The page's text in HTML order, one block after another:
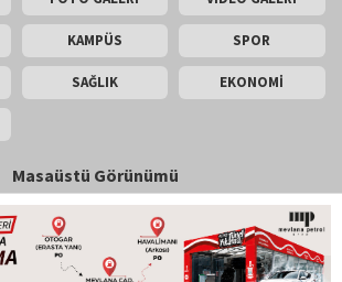
KAMPÜS SPOR
SAĞLIK EKONOMİ
Masaüstü Görünümü
İletişim
Copyright © 2026 Gün Haber